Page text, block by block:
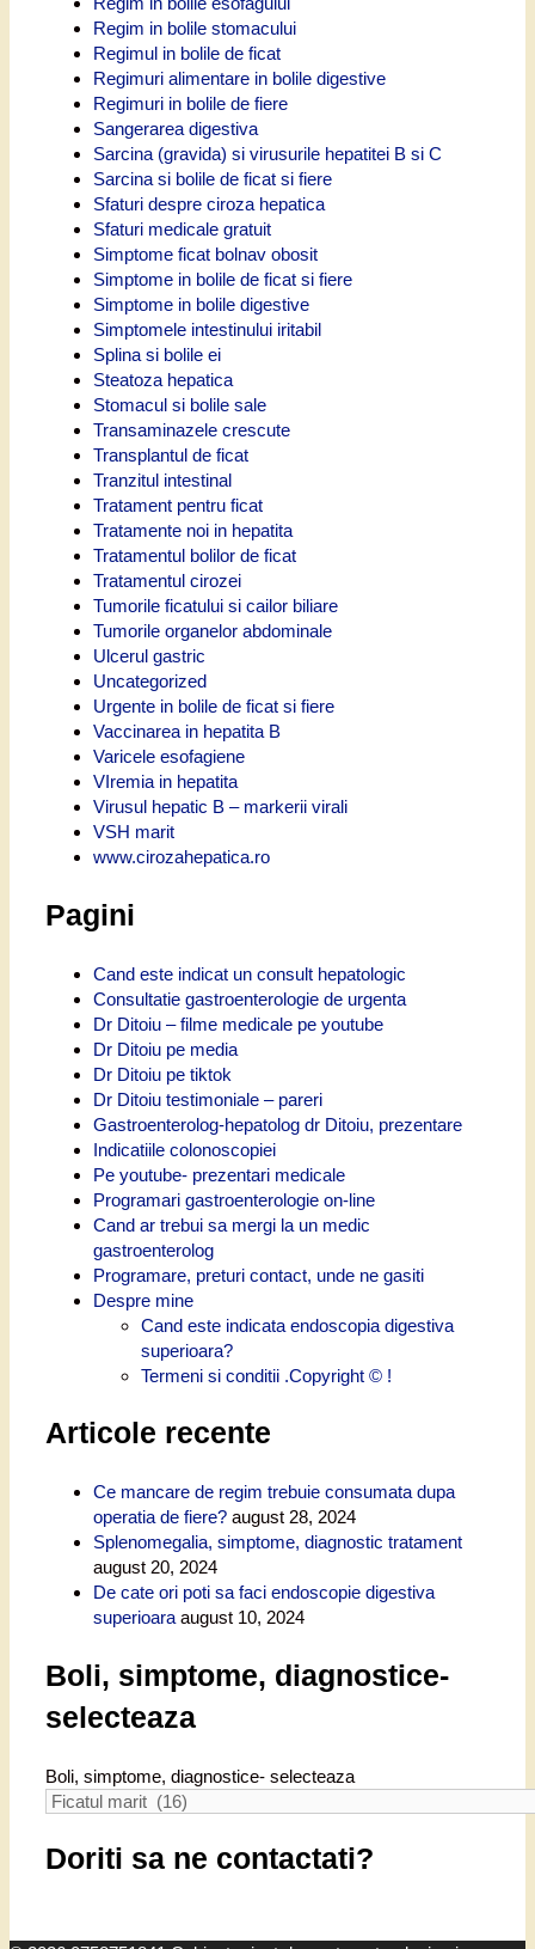
Regim in bolile stomacului
Regimul in bolile de ficat
Regimuri alimentare in bolile digestive
Regimuri in bolile de fiere
Sangerarea digestiva
Sarcina (gravida) si virusurile hepatitei B si C
Sarcina si bolile de ficat si fiere
Sfaturi despre ciroza hepatica
Sfaturi medicale gratuit
Simptome ficat bolnav obosit
Simptome in bolile de ficat si fiere
Simptome in bolile digestive
Simptomele intestinului iritabil
Splina si bolile ei
Steatoza hepatica
Stomacul si bolile sale
Transaminazele crescute
Transplantul de ficat
Tranzitul intestinal
Tratament pentru ficat
Tratamente noi in hepatita
Tratamentul bolilor de ficat
Tratamentul cirozei
Tumorile ficatului si cailor biliare
Tumorile organelor abdominale
Ulcerul gastric
Uncategorized
Urgente in bolile de ficat si fiere
Vaccinarea in hepatita B
Varicele esofagiene
VIremia in hepatita
Virusul hepatic B – markerii virali
VSH marit
www.cirozahepatica.ro
Pagini
Cand este indicat un consult hepatologic
Consultatie gastroenterologie de urgenta
Dr Ditoiu – filme medicale pe youtube
Dr Ditoiu pe media
Dr Ditoiu pe tiktok
Dr Ditoiu testimoniale – pareri
Gastroenterolog-hepatolog dr Ditoiu, prezentare
Indicatiile colonoscopiei
Pe youtube- prezentari medicale
Programari gastroenterologie on-line
Cand ar trebui sa mergi la un medic
gastroenterolog
Programare, preturi contact, unde ne gasiti
Despre mine
Cand este indicata endoscopia digestiva
superioara?
Termeni si conditii .Copyright © !
Articole recente
Ce mancare de regim trebuie consumata dupa
operatia de fiere? august 28, 2024
Splenomegalia, simptome, diagnostic tratament
august 20, 2024
De cate ori poti sa faci endoscopie digestiva
superioara august 10, 2024
Boli, simptome, diagnostice-
selecteaza
Boli, simptome, diagnostice- selecteaza
Doriti sa ne contactati?